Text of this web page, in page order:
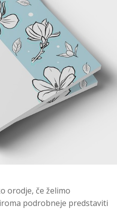
orodje, če želimo
podrobneje predstaviti